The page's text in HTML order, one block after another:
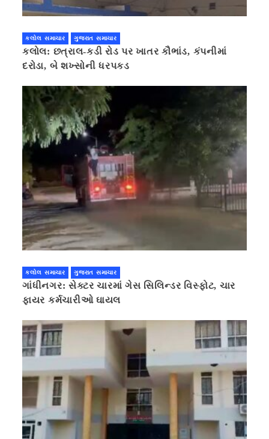
કલોલ સમાચાર ગુજરાત સમાચાર
કલોલ: છત્રાલ-કડી રોડ પર ખાતર કૌભાંડ, કંપનીમાં
દરોડા, બે શખ્સોની ધરપકડ
કલોલ સમાચાર ગુજરાત સમાચાર
ગાંધીનગર: સેક્ટર ચારમાં ગેસ સિલિન્ડર વિસ્ફોટ, ચાર
ફાયર કર્મચારીઓ ઘાયલ